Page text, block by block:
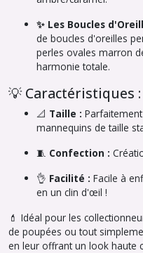
✨ Les Boucles
de boucles d'oreilles
perles ovales marron
harmonie totale.
💡 Caractéristiques :
📐 Taille :
mannequins de taille
🧵 Confection :
👌 Facilité : Facile à
en un clin d'œil !
💄 Idéal pour les
de poupées ou tout
en leur offrant un look haute